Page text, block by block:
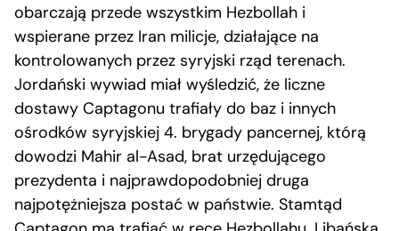
obarczają przede wszystkim Hezbollah i
wspierane przez Iran milicje, działające na
kontrolowanych przez syryjski rząd terenach.
Jordański wywiad miał wyśledzić, że liczne
dostawy Captagonu trafiały do baz i innych
ośrodków syryjskiej 4. brygady pancernej, którą
dowodzi Mahir al-Asad, brat urzędującego
prezydenta i najprawdopodobniej druga
najpotężniejsza postać w państwie. Stamtąd